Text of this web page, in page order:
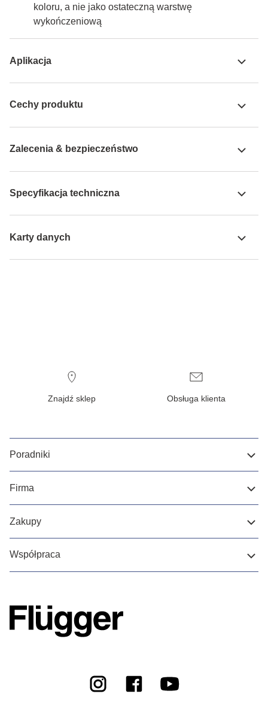
koloru, a nie jako ostateczną warstwę
wykończeniową
Aplikacja
Cechy produktu
Zalecenia & bezpieczeństwo
Specyfikacja techniczna
Karty danych
Znajdź sklep Obsługa klienta
Poradniki
Firma
Zakupy
Współpraca